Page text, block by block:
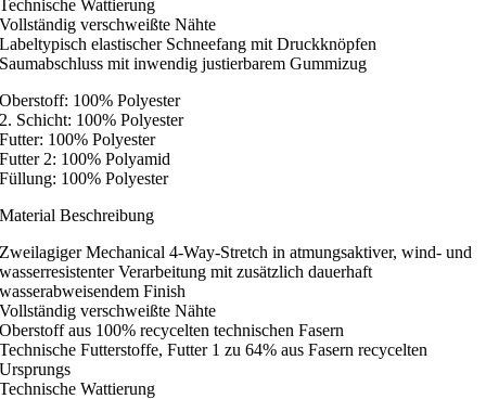
Technische Wattierung
Vollständig verschweißte Nähte
Labeltypisch elastischer Schneefang mit Druckknöpfen
Saumabschluss mit inwendig justierbarem Gummizug
Oberstoff: 100% Polyester
2. Schicht: 100% Polyester
Futter: 100% Polyester
Futter 2: 100% Polyamid
Füllung: 100% Polyester
Material Beschreibung
Zweilagiger Mechanical 4-Way-Stretch in atmungsaktiver, wind- und
wasserresistenter Verarbeitung mit zusätzlich dauerhaft
wasserabweisendem Finish
Vollständig verschweißte Nähte
Oberstoff aus 100% recycelten technischen Fasern
Technische Futterstoffe, Futter 1 zu 64% aus Fasern recycelten
Ursprungs
Technische Wattierung